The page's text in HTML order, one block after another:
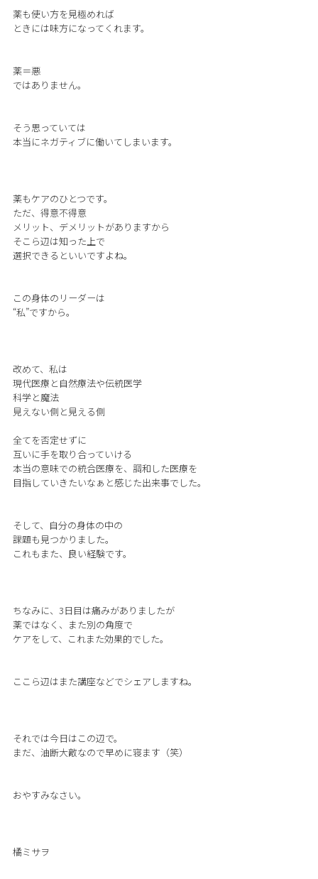
薬も使い方を見極めれば
ときには味方になってくれます。
薬＝悪
ではありません。
そう思っていては
本当にネガティブに働いてしまいます。
薬もケアのひとつです。
ただ、得意不得意
メリット、デメリットがありますから
そこら辺は知った上で
選択できるといいですよね。
この身体のリーダーは
“私”ですから。
改めて、私は
現代医療と自然療法や伝統医学
科学と魔法
見えない側と見える側
全てを否定せずに
互いに手を取り合っていける
本当の意味での統合医療を、調和した医療を
目指していきたいなぁと感じた出来事でした。
そして、自分の身体の中の
課題も見つかりました。
これもまた、良い経験です。
ちなみに、3日目は痛みがありましたが
薬ではなく、また別の角度で
ケアをして、これまた効果的でした。
ここら辺はまた講座などでシェアしますね。
それでは今日はこの辺で。
まだ、油断大敵なので早めに寝ます（笑）
おやすみなさい。
橘ミサヲ